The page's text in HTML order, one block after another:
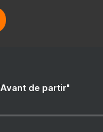
de partir"